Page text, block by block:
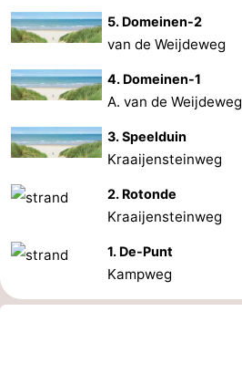
5. Domeinen-2
van de Weijdeweg
4. Domeinen-1
A. van de Weijdeweg
3. Speelduin
Kraaijensteinweg
2. Rotonde
Kraaijensteinweg
1. De-Punt
Kampweg